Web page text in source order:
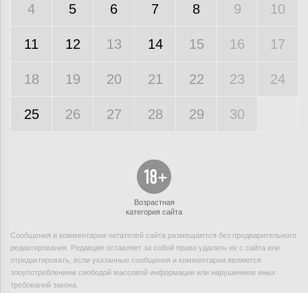
4 5 6 7 8 9 10
11 12 13 14 15 16 17
18 19 20 21 22 23 24
25 26 27 28 29 30
Возрастная
категория сайта
Сообщения и комментарии читателей сайта размещаются без предварительного
редактирования. Редакция оставляет за собой право удалить их с сайта или
отредактировать, если указанные сообщения и комментарии являются
злоупотреблением свободой массовой информации или нарушением иных
требований закона.